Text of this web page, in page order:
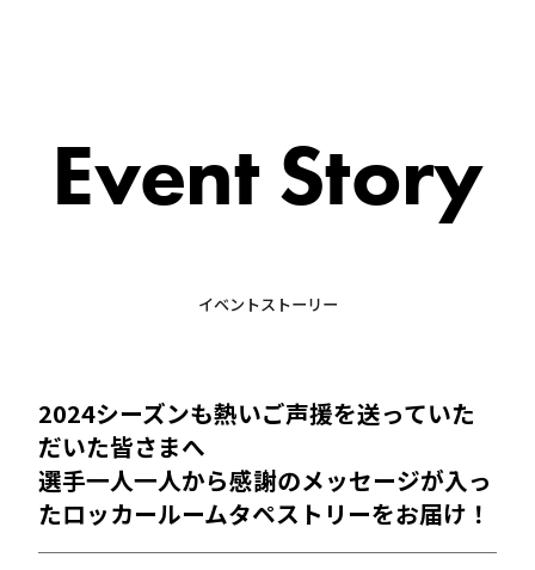
Event Story
イベントストーリー
2024シーズンも熱いご声援を送っていた
だいた皆さまへ
選手一人一人から感謝のメッセージが入っ
たロッカールームタペストリーをお届け！